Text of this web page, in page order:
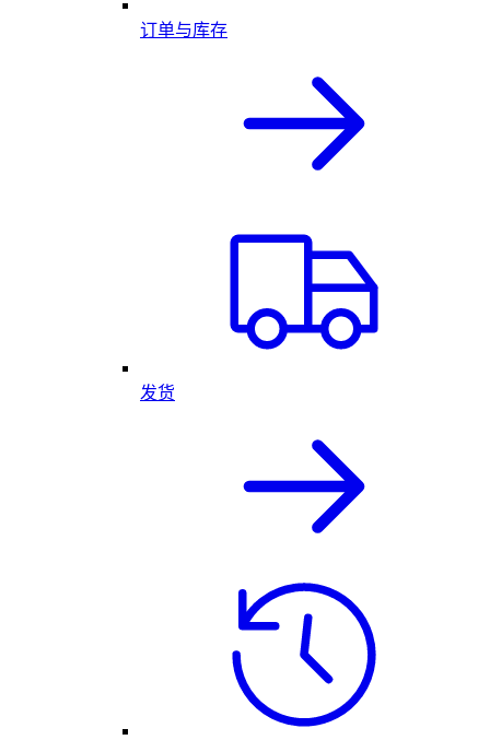
订单与库存
发货